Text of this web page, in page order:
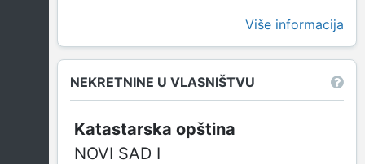
Više informacija
NEKRETNINE U VLASNIŠTVU
Katastarska opština
NOVI SAD I